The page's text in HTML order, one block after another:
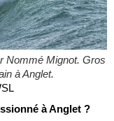
Nommé Mignot. Gros
à Anglet.
à Anglet ?